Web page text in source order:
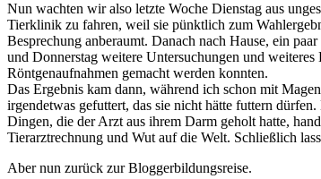
Nun wachten wir also letzte Woche Dienstag aus
Tierklinik zu fahren, weil sie pünktlich zum
Besprechung anberaumt. Danach nach Hause, ein
und Donnerstag weitere Untersuchungen und
Röntgenaufnahmen gemacht werden konnten.
Das Ergebnis kam dann, während ich schon mit
irgendetwas gefuttert, das sie nicht hätte futtern
Dingen, die der Arzt aus ihrem Darm geholt hatte,
Tierarztrechnung und Wut auf die Welt. Schließlich
Aber nun zurück zur Bloggerbildungsreise.